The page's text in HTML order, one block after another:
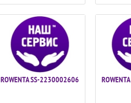
ROWENTA SS-2230002606